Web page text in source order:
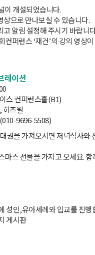
이 개설되었습니다.
상으로 만나보실 수 있습니다.
고 알림 설정해 주시기 바랍니
컨퍼런스 ‘재건’의 강의 영상
레이션
스 컨퍼런스홀(B1)
히즈윌
9696-5508)
권을 가져오시면 저녁식사와
마스 선물을 가지고 오세요.
성인,유아세례와 입교를 진행
게시판